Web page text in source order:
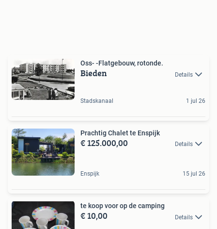
Oss- -Flatgebouw, rotonde.
Bieden Details
Stadskanaal 1 jul 26
Prachtig Chalet te Enspijk
€ 125.000,00 Details
Enspijk 15 jul 26
te koop voor op de camping
€ 10,00 Details